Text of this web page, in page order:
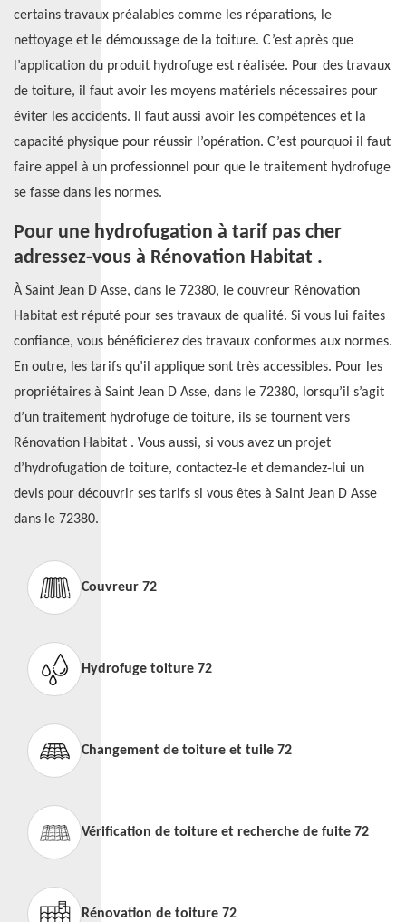
certains travaux préalables comme les réparations, le
nettoyage et le démoussage de la toiture. C’est après que
l’application du produit hydrofuge est réalisée. Pour des travaux
de toiture, il faut avoir les moyens matériels nécessaires pour
éviter les accidents. Il faut aussi avoir les compétences et la
capacité physique pour réussir l’opération. C’est pourquoi il faut
faire appel à un professionnel pour que le traitement hydrofuge
se fasse dans les normes.
Pour une hydrofugation à tarif pas cher
adressez-vous à Rénovation Habitat .
À Saint Jean D Asse, dans le 72380, le couvreur Rénovation
Habitat est réputé pour ses travaux de qualité. Si vous lui faites
confiance, vous bénéficierez des travaux conformes aux normes.
En outre, les tarifs qu’il applique sont très accessibles. Pour les
propriétaires à Saint Jean D Asse, dans le 72380, lorsqu’il s’agit
d’un traitement hydrofuge de toiture, ils se tournent vers
Rénovation Habitat . Vous aussi, si vous avez un projet
d’hydrofugation de toiture, contactez-le et demandez-lui un
devis pour découvrir ses tarifs si vous êtes à Saint Jean D Asse
dans le 72380.
Couvreur 72
Hydrofuge toiture 72
Changement de toiture et tuile 72
Vérification de toiture et recherche de fuite 72
Rénovation de toiture 72